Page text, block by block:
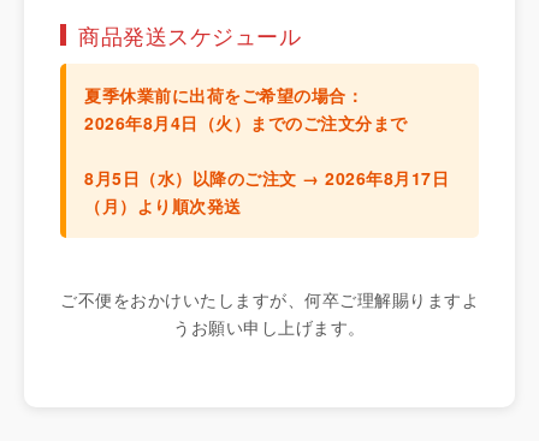
商品発送スケジュール
夏季休業前に出荷をご希望の場合：
2026年8月4日（火）までのご注文分まで
8月5日（水）以降のご注文 → 2026年8月17日
（月）より順次発送
ご不便をおかけいたしますが、何卒ご理解賜りますよ
うお願い申し上げます。